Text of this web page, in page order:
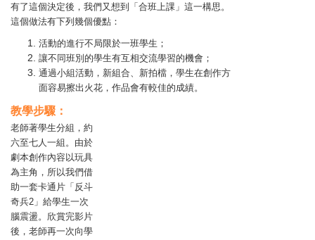
有了這個決定後，我們又想到「合班上課」這一構思。
這個做法有下列幾個優點：
活動的進行不局限於一班學生；
讓不同班別的學生有互相交流學習的機會；
通過小組活動，新組合、新拍檔，學生在創作方
面容易擦出火花，作品會有較佳的成績。
教學步驟：
老師著學生分組，約
六至七人一組。由於
劇本創作內容以玩具
為主角，所以我們借
助一套卡通片「反斗
奇兵2」給學生一次
腦震盪。欣賞完影片
後，老師再一次向學